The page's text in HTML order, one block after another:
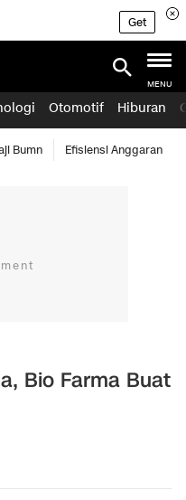
Get
MENU
Otomotif Hiburan
Bumn Efisiensi Anggaran
Bio Farma Buat